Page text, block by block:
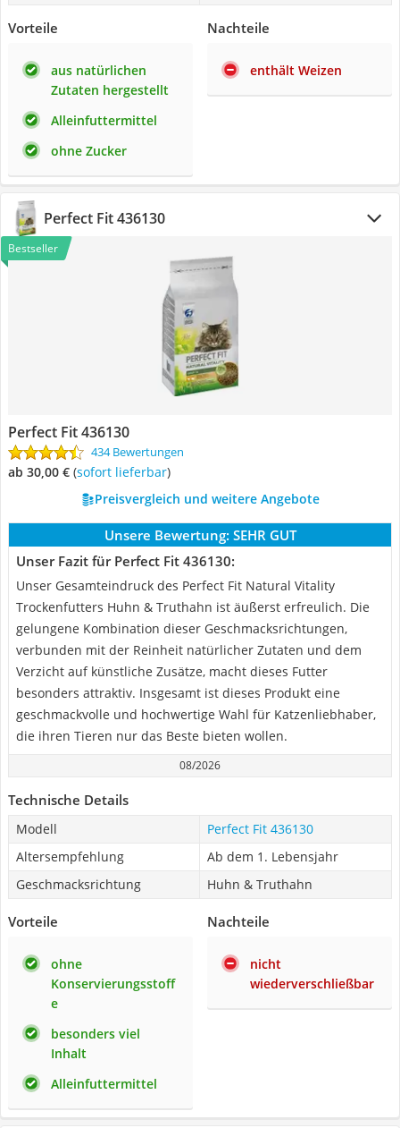
Vorteile
aus natürlichen
Zutaten hergestellt
Alleinfuttermittel
ohne Zucker
Nachteile
enthält Weizen
Perfect Fit 436130
Bestseller
Perfect Fit 436130
434 Bewertungen
ab 30,00 € ( Sofort lieferbar)
Preisvergleich und weitere Angebote
Unsere Bewertung: SEHR GUT
Unser Fazit für Perfect Fit 436130:
Unser Gesamteindruck des Perfect Fit Natural Vitality
Trockenfutters Huhn & Truthahn ist äußerst erfreulich. Die
gelungene Kombination dieser Geschmacksrichtungen,
verbunden mit der Reinheit natürlicher Zutaten und dem
Verzicht auf künstliche Zusätze, macht dieses Futter
besonders attraktiv. Insgesamt ist dieses Produkt eine
geschmackvolle und hochwertige Wahl für Katzenliebhaber,
die ihren Tieren nur das Beste bieten wollen.
08/2026
Technische Details
Modell
Perfect Fit 436130
Altersempfehlung
Ab dem 1. Lebensjahr
Geschmacksrichtung
Huhn & Truthahn
Vorteile
ohne
Konservierungsstoff
e
besonders viel
Inhalt
Alleinfuttermittel
Nachteile
nicht
wiederverschließbar